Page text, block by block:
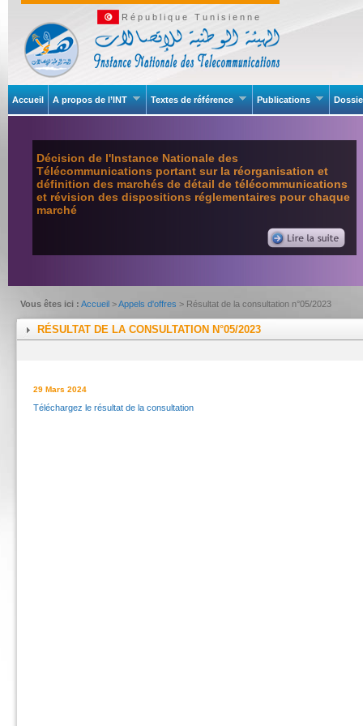
République Tunisienne
Accueil A propos de l’INT Textes de référence Publications
Décision de l'Instance Nationale des
Télécommunications portant sur la réorganisation et
définition des marchés de détail de télécommunications
et révision des dispositions réglementaires pour chaque
marché
Vous êtes ici : Accueil >Appels d'offres > Résultat de la consultation n°05/2023
RÉSULTAT DE LA CONSULTATION N°05/2023
29 Mars 2024
Téléchargez le résultat de la consultation